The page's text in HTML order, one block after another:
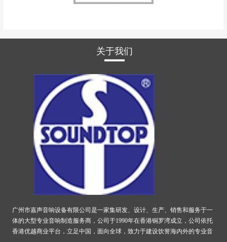
关于我们
广州市嘉声音响设备有限公司是一家集研发、设计、生产、销售和服务于一
体的大型专业音响制造服务商，公司于1990年在香港铜罗湾成立，公司依托
香港优越商业平台，立足中国，面向全球，致力于建设饮誉海内外的专业音